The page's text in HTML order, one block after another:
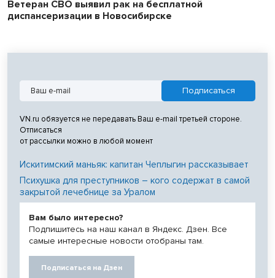
Ветеран СВО выявил рак на бесплатной
диспансеризации в Новосибирске
VN.ru обязуется не передавать Ваш e-mail третьей стороне.
Отписаться
от рассылки можно в любой момент
Искитимский маньяк: капитан Чеплыгин рассказывает
Психушка для преступников – кого содержат в самой
закрытой лечебнице за Уралом
Вам было интересно?
Подпишитесь на наш канал в Яндекс. Дзен. Все
самые интересные новости отобраны там.
Подписаться на Дзен